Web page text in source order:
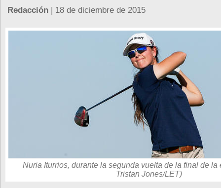
Redacción | 18 de diciembre de 2015
Nuria Iturrios, durante la segunda vuelta de la final de la
Tristan Jones/LET)